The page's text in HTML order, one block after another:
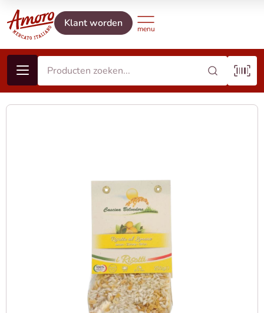
Klant worden